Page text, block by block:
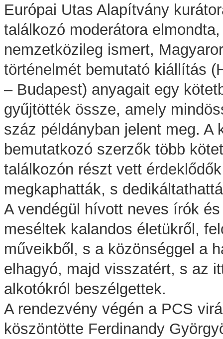
Európai Utas Alapítvány
találkozó moderátora
nemzetközileg ismert,
történelmét bemutató kiállítás
– Budapest) anyagait egy
gyűjtötték össze, amely
száz példányban jelent meg. A
bemutatkozó szerzők több
találkozón részt vett
megkaphatták, s
A vendégül hívott neves írók
meséltek kalandos életükről,
műveikből, s a közönséggel a
elhagyó, majd visszatért, s az
alkotókról beszélgettek.
A rendezvény végén a PCS
köszöntötte Ferdinandy